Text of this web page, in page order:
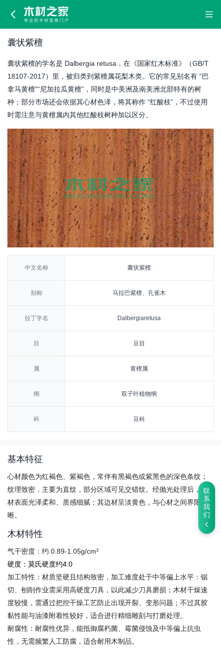
联
系
我
们
囊
状
檀
囊状紫檀
囊状紫檀的学名是 Dalbergia retusa，在《国家红木标准》（GB/T
18107-2017）里，被归类到紫檀属花梨木类。它的常见别名有 “巴
拿马黄檀”“尼加拉瓜黄檀”，同时是中美洲及南美洲北部特有的树
种；部分市场还会依据其心材色泽，将其称作 “红酸枝”，不过使用
时需注意与黄檀属内其他红酸枝树种加以区分。
中文名称 囊状紫檀
别称 马拉巴紫檀、孔雀木
拉丁学名 Dalbergiaretusa
目 豆目
属 黄檀属
纲 双子叶植物纲
科 豆科
基本特征
心材颜色为红褐色、紫褐色，常伴有黑褐色或紫黑色的深色条纹；
纹理致密，主要为直纹，部分区域可见交错纹。经抛光处理后，木
材表面光泽柔和、质感细腻；其边材呈淡黄色，与心材之间界限清
晰。
木材特性
气干密度：约 0.89-1.05g/cm³
硬度​​：莫氏硬度约4.0
加工特性：材质坚硬且结构致密，加工难度处于中等偏上水平：锯
切、刨削作业需采用高硬度刀具，以此减少刀具磨损；木材干燥速
度较慢，需通过把控干燥工艺防止出现开裂、变形问题；不过其胶
黏性能与油漆附着性较好，适合进行精细雕刻与打磨处理。
耐腐性：耐腐性优异，能抵御腐朽菌、霉菌侵蚀及中等偏上抗虫
性，无需频繁人工防腐，适合耐用木制品。